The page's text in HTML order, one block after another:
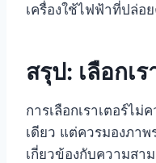
เครื่องใช้ไฟฟ้าที่ปล่อ
สรุป: เลือกเ
การเลือกเราเตอร์ไม่
เดียว แต่ควรมองภา
เกี่ยวข้องกับความสา